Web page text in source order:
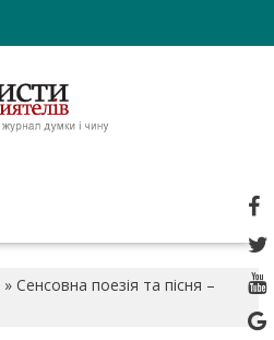
» Сенсовна поезія та пісня –